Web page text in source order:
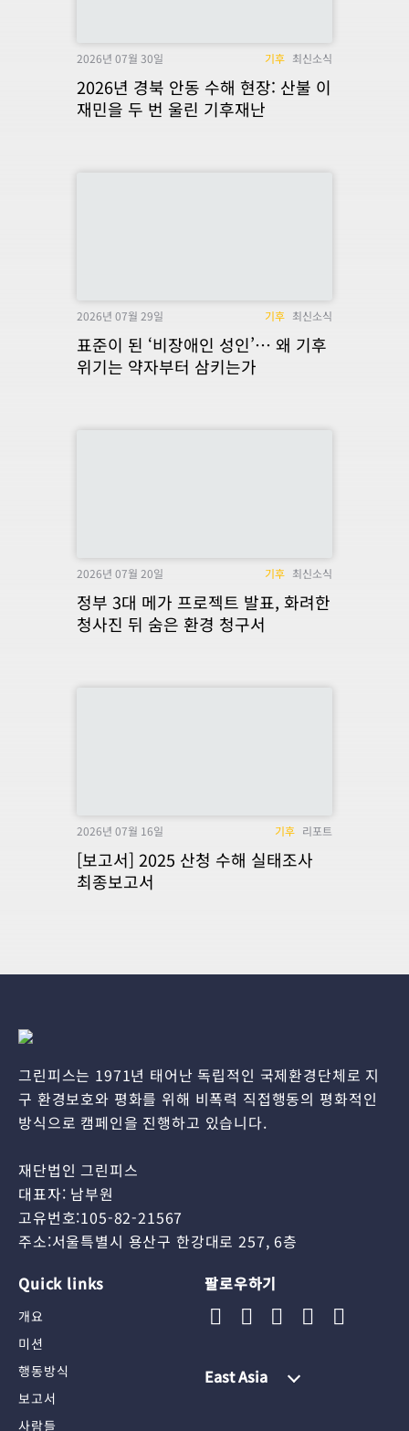
2026년 07월 30일 기후 최신소식
2026년 경북 안동 수해 현장: 산불 이
재민을 두 번 울린 기후재난
2026년 07월 29일 기후 최신소식
표준이 된 ‘비장애인 성인’… 왜 기후
위기는 약자부터 삼키는가
2026년 07월 20일 기후 최신소식
정부 3대 메가 프로젝트 발표, 화려한
청사진 뒤 숨은 환경 청구서
2026년 07월 16일 기후 리포트
[보고서] 2025 산청 수해 실태조사
최종보고서
그린피스는 1971년 태어난 독립적인 국제환경단체로 지
구 환경보호와 평화를 위해 비폭력 직접행동의 평화적인
방식으로 캠페인을 진행하고 있습니다.
재단법인 그린피스
대표자: 남부원
고유번호:105-82-21567
주소:서울특별시 용산구 한강대로 257, 6층
Quick links
개요
미션
행동방식
보고서
사람들
팔로우하기
East Asia